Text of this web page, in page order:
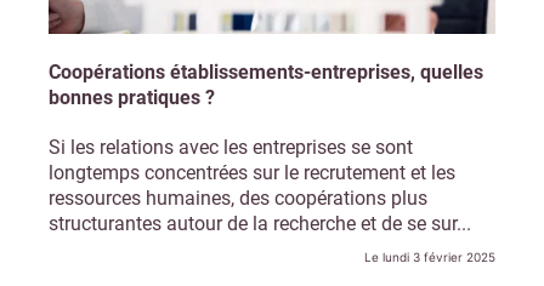
Coopérations établissements-entreprises, quelles
bonnes pratiques ?
Si les relations avec les entreprises se sont
longtemps concentrées sur le recrutement et les
ressources humaines, des coopérations plus
structurantes autour de la recherche et de se sur...
Le lundi 3 février 2025